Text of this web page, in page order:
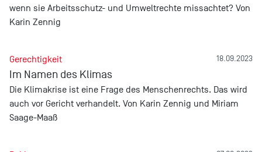
wenn sie Arbeitsschutz- und Umweltrechte missachtet? Von
Karin Zennig
18.09.2023
Gerechtigkeit
Im Namen des Klimas
Die Klimakrise ist eine Frage des Menschenrechts. Das wird
auch vor Gericht verhandelt. Von Karin Zennig und Miriam
Saage-Maaß